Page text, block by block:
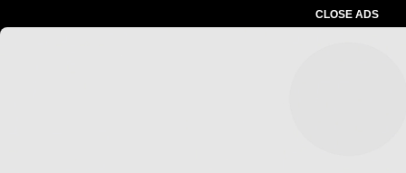
CLOSE ADS